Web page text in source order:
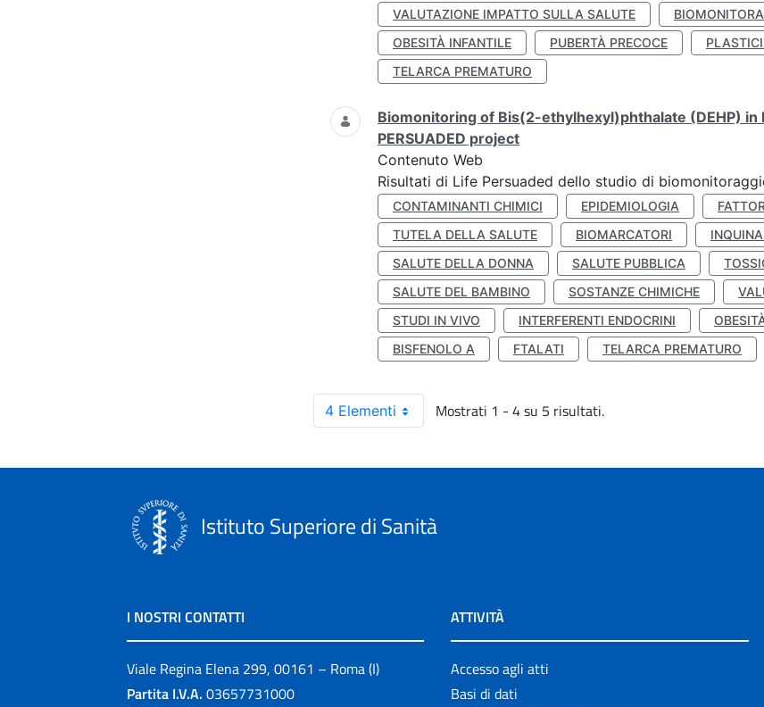
VALUTAZIONE IMPATTO SULLA SALUTE
OBESITÀ INFANTILE
PUBERTÀ PRECOCE
TELARCA PREMATURO
Biomonitoring of Bis(2-ethylhexyl)phthalate (DEHP) in
PERSUADED project
Contenuto Web
Risultati di Life Persuaded dello studio di
CONTAMINANTI CHIMICI EPIDEMIOLOGIA
TUTELA DELLA SALUTE
BIOMARCATORI
SALUTE DELLA DONNA
SALUTE PUBBLICA
SALUTE DEL BAMBINO
SOSTANZE CHIMICHE
STUDI IN VIVO
INTERFERENTI ENDOCRINI
BISFENOLO A
FTALATI TELARCA PREMATURO
4 Elementi Mostrati 1 - 4 su 5 risultati.
Istituto Superiore di Sanità
I NOSTRI CONTATTI
Viale Regina Elena 299, 00161 – Roma (I)
Partita I.V.A. 03657731000
ATTIVITÀ
Accesso agli atti
Basi di dati